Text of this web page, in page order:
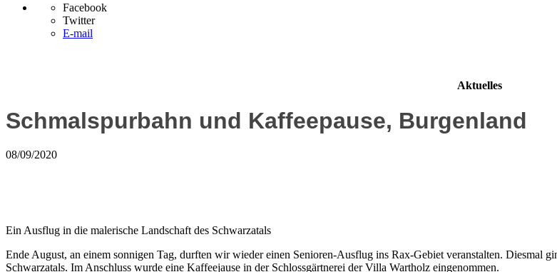
Facebook
Twitter
E-mail
Aktuelles
Schmalspurbahn und Kaffeepause, Burgenland
08/09/2020
Ein Ausflug in die malerische Landschaft des Schwarzatals
Ende August, an einem sonnigen Tag, durften wir wieder einen Senioren-Ausflug ins Rax-Gebiet veranstalten. Diesmal
Schwarzatals. Im Anschluss wurde eine Kaffeejause in der Schlossgärtnerei der Villa Wartholz eingenommen.